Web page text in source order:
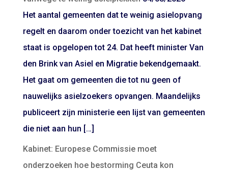
Het aantal gemeenten dat te weinig asielopvang
regelt en daarom onder toezicht van het kabinet
staat is opgelopen tot 24. Dat heeft minister Van
den Brink van Asiel en Migratie bekendgemaakt.
Het gaat om gemeenten die tot nu geen of
nauwelijks asielzoekers opvangen. Maandelijks
publiceert zijn ministerie een lijst van gemeenten
die niet aan hun […]
Kabinet: Europese Commissie moet
onderzoeken hoe bestorming Ceuta kon